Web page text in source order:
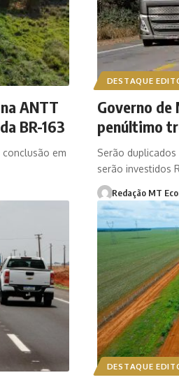
ANTT
BR-163
em
DESTAQUE
Governo de
penúltimo
Serão
serão investidos
Redação MT
DESTAQUE